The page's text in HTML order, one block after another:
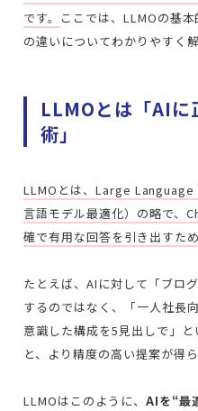
です。
ここでは、LLMOの基
の違いについてわかりやすく解
LLMOとは「AIに
術」
LLMOとは、Large
言語モデル最適化）の略で、
確で有用な回答を引き出すた
たとえば、AIに対して「ブロ
するのではなく、「一人社長
意識した構成を5見出しで」
と、より精度の高い提案が得
LLMOはこのように、 AIを“最